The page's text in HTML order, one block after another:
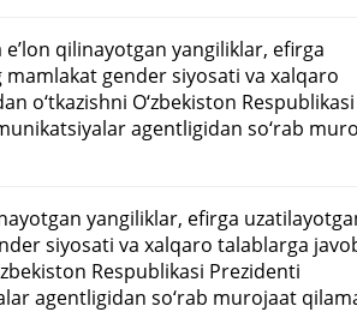
qilinayotgan yangiliklar, efirga
gender siyosati va xalqaro
o‘tkazishni O‘zbekiston Respublikasi
agentligidan so‘rab
yangiliklar, efirga
siyosati va xalqaro talablarga
Respublikasi Prezidenti
agentligidan so‘rab murojaat